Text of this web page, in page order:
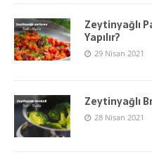
Zeytinyağlı
Yapılır?
29 Nisan 2021
Zeytinyağlı
28 Nisan 2021